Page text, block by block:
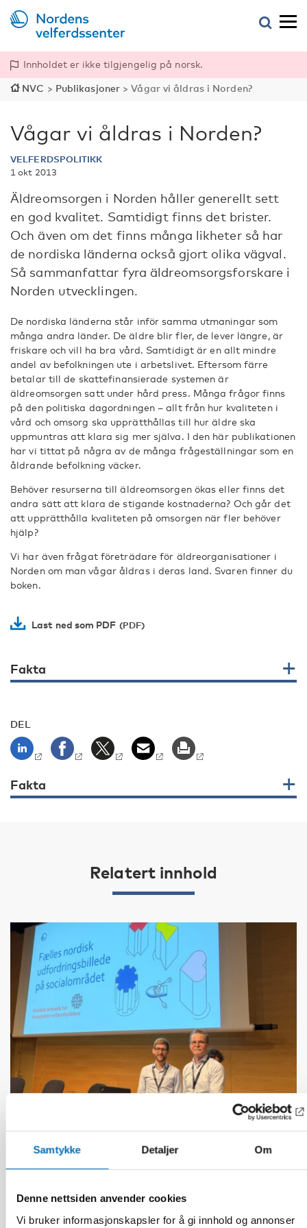
Samtykke Detaljer Om
Denne nettsiden anvender cookies
Vi bruker informasjonskapsler for å gi innhold og annonser
Innholdet er ikke tilgjengelig på norsk.
NVC > Publikasjoner >Vågar vi åldras i Norden?
Vågar vi åldras i Norden?
VELFERDSPOLITIKK
1 okt 2013
Äldreomsorgen i Norden håller generellt sett
en god kvalitet. Samtidigt finns det brister.
Och även om det finns många likheter så har
de nordiska länderna också gjort olika vägval.
Så sammanfattar fyra äldreomsorgsforskare i
Norden utvecklingen.
De nordiska länderna står inför samma utmaningar som
många andra länder. De äldre blir fler, de lever längre, är
friskare och vill ha bra vård. Samtidigt är en allt mindre
andel av befolkningen ute i arbetslivet. Eftersom färre
betalar till de skattefinansierade systemen är
äldreomsorgen satt under hård press. Många frågor finns
på den politiska dagordningen – allt från hur kvaliteten i
vård och omsorg ska upprätthållas till hur äldre ska
uppmuntras att klara sig mer själva. I den här publikationen
har vi tittat på några av de många frågeställningar som en
åldrande befolkning väcker.
Behöver resurserna till äldreomsorgen ökas eller finns det
andra sätt att klara de stigande kostnaderna? Och går det
att upprätthålla kvaliteten på omsorgen när fler behöver
hjälp?
Vi har även frågat företrädare för äldreorganisationer i
Norden om man vågar åldras i deras land. Svaren finner du
boken.
Last ned som PDF
Fakta
DEL
Fakta
Relatert innhold
FUNKSJONSHINDER
välfärdstjänster så ingen faller utanför